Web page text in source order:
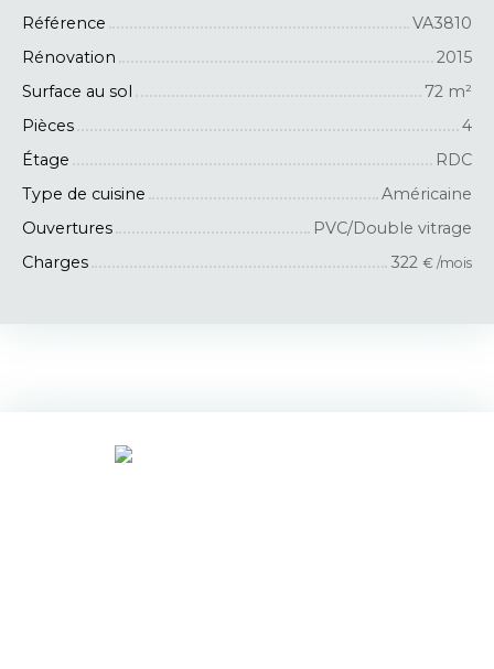
Référence
VA3810
Rénovation
2015
Surface au sol
72 m²
Pièces
4
Étage
RDC
Type de cuisine
Américaine
Ouvertures
PVC/Double vitrage
Charges
322 € /mois